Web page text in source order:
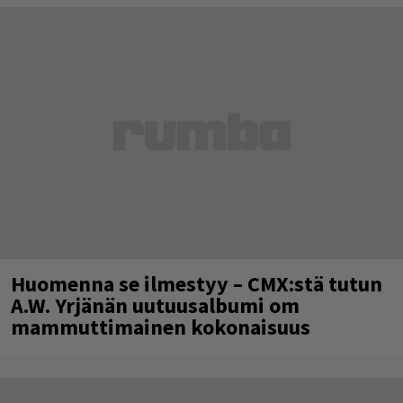
Huomenna se ilmestyy – CMX:stä tutun
A.W. Yrjänän uutuusalbumi om
mammuttimainen kokonaisuus